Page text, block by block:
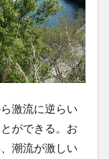
激流に逆らい
ができる。お
潮流が激しい